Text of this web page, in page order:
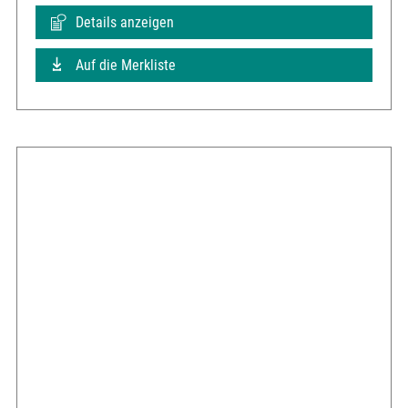
Details anzeigen
Auf die Merkliste